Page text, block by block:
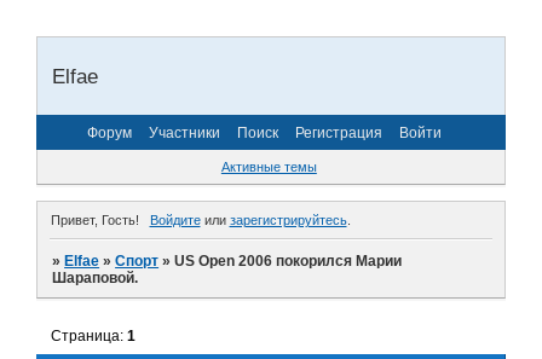
Elfae
Форум Участники Поиск Регистрация Войти
Активные темы
Привет, Гость! Войдитеили зарегистрируйтесь.
»Elfae »Спорт »US Open 2006 покорился Марии
Шараповой.
Страница:1